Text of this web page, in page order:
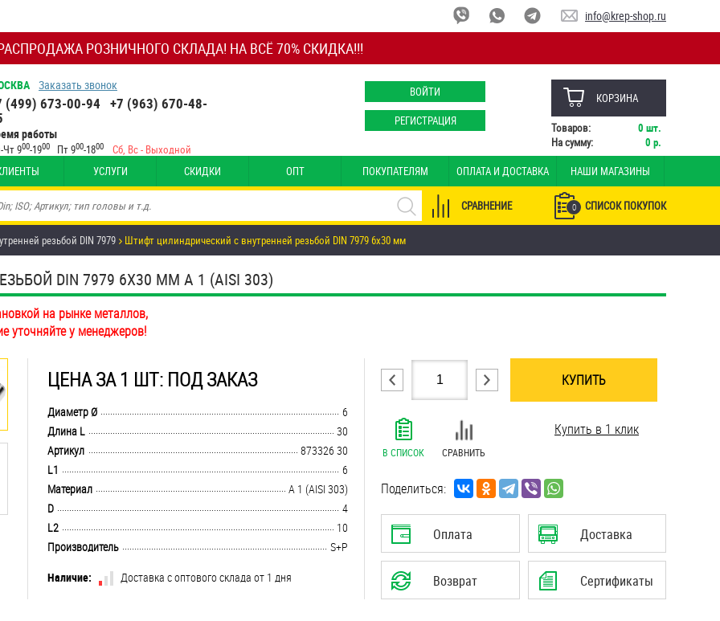
РОЗНИЧНОГО СКЛАДА! НА ВСЁ 70% СКИДКА!!!
info@krep-shop.ru
Заказать звонок
(499) 673-00-94 +7 (963) 670-48-
работы
Чт 900-1900 Пт 900-1800 Сб, Вс - Выходной
ВОЙТИ
РЕГИСТРАЦИЯ
КОРЗИНА
Товаров: 0 шт.
На сумму:
0 р.
УСЛУГИ СКИДКИ ОПТ ПОКУПАТЕЛЯМ ОПЛАТА И ДОСТАВКА НАШИ МАГАЗИНЫ
0 СПИСОК ПОКУПОК
СРАВНЕНИЕ
резьбой DIN 7979 Штифт цилиндрический с внутренней резьбой DIN 7979 6х30 мм
DIN 7979 6Х30 ММ А 1 (AISI 303)
на рынке металлов,
уточняйте у менеджеров!
ЦЕНА ЗА 1 ШТ: ПОД ЗАКАЗ
........................................................................................................................................................................................................
Диаметр Ø
6
........................................................................................................................................................................................................
Длина L
30
........................................................................................................................................................................................................
Артикул
873326 30
........................................................................................................................................................................................................
L1
6
........................................................................................................................................................................................................
Материал
А 1 (AISI 303)
........................................................................................................................................................................................................
D
4
........................................................................................................................................................................................................
L2
10
........................................................................................................................................................................................................
Производитель
S+P
Наличие:
Доставка с оптового склада от 1 дня
КУПИТЬ
В СПИСОК СРАВНИТЬ
Купить в 1 клик
Поделиться:
Оплата Доставка
Возврат Сертификаты